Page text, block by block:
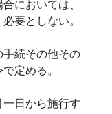
においては、
要としない。
続その他その
定める。
日から施行す